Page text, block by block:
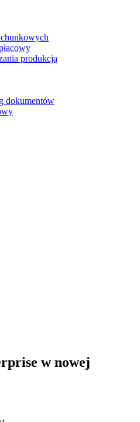
produkcją
dokumentów
w nowej